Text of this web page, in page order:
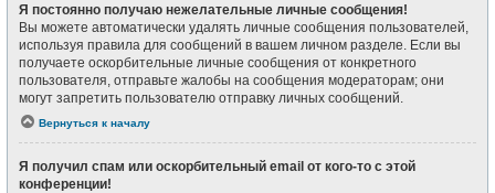
Я постоянно получаю нежелательные личные сообщения!
Вы можете автоматически удалять личные сообщения пользователей,
используя правила для сообщений в вашем личном разделе. Если вы
получаете оскорбительные личные сообщения от конкретного
пользователя, отправьте жалобы на сообщения модераторам; они
могут запретить пользователю отправку личных сообщений.
Вернуться к началу
Я получил спам или оскорбительный email от кого-то с этой
конференции!